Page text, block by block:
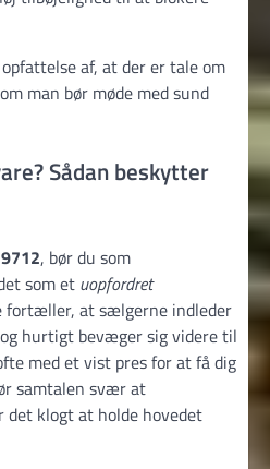
af, at der er tale om
man bør møde med sund
Sådan beskytter
, bør du som
som et uopfordret
fortæller, at sælgerne indleder
hurtigt bevæger sig videre til
med et vist pres for at få dig
samtalen svær at
det klogt at holde hovedet